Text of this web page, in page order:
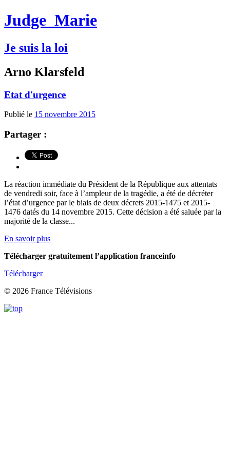
Judge Marie
Je suis la loi
Arno Klarsfeld
Etat d'urgence
Publié le 15 novembre 2015
Partager :
La réaction immédiate du Président de la République aux attentats
de vendredi soir, face à l’ampleur de la tragédie, a été de décréter
l’état d’urgence par le biais de deux décrets 2015-1475 et 2015-
1476 datés du 14 novembre 2015. Cette décision a été saluée par la
majorité de la classe...
En savoir plus
Télécharger gratuitement l’application franceinfo
Télécharger
© 2026 France Télévisions